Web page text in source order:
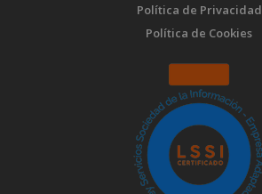
Política de Privacidad
Política de Cookies